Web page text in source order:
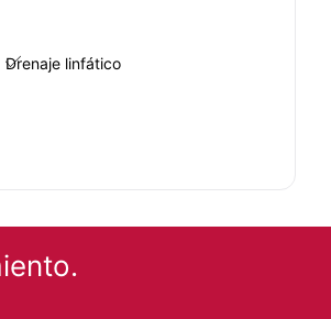
Drenaje linfático